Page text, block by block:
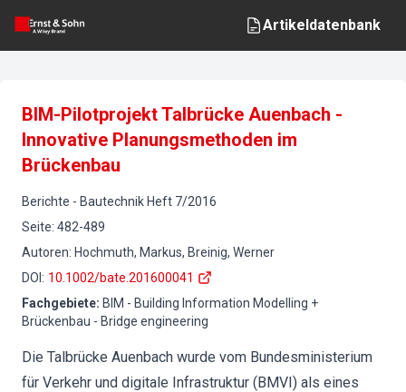
Artikeldatenbank
BIM-Pilotprojekt Talbrücke Auenbach -
Innovative Planungsmethoden im
Brückenbau
Berichte - Bautechnik Heft 7/2016
Seite: 482-489
Autoren: Hochmuth, Markus, Breinig, Werner
DOI : 10.1002/bate.201600041
Fachgebiete: BIM - Building Information Modelling +
Brückenbau - Bridge engineering
Die Talbrücke Auenbach wurde vom Bundesministerium
für Verkehr und digitale Infrastruktur (BMVI) als eines